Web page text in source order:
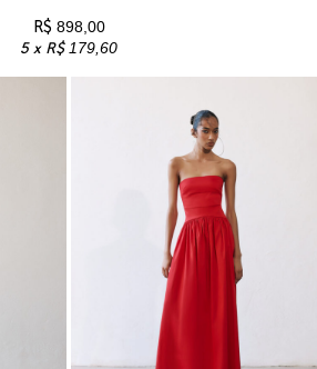
R$ 898,00
5 x R$179,60